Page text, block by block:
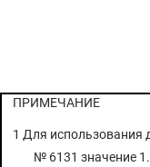
ПРИМЕЧАНИЕ
1 Для использования
№ 6131 значение 1.